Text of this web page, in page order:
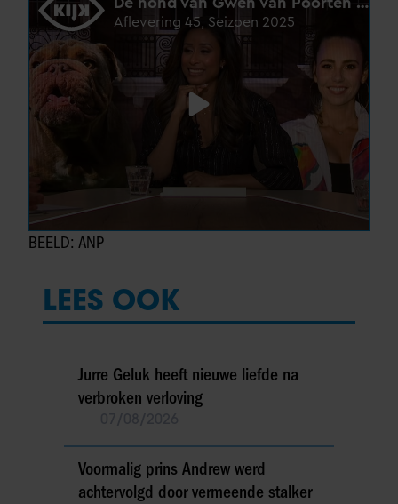
BEELD: ANP
LEES OOK
Jurre Geluk heeft nieuwe liefde na
verbroken verloving
Voormalig prins Andrew werd
achtervolgd door vermeende stalker